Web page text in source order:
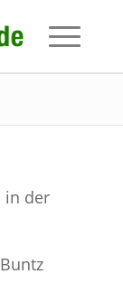
in der